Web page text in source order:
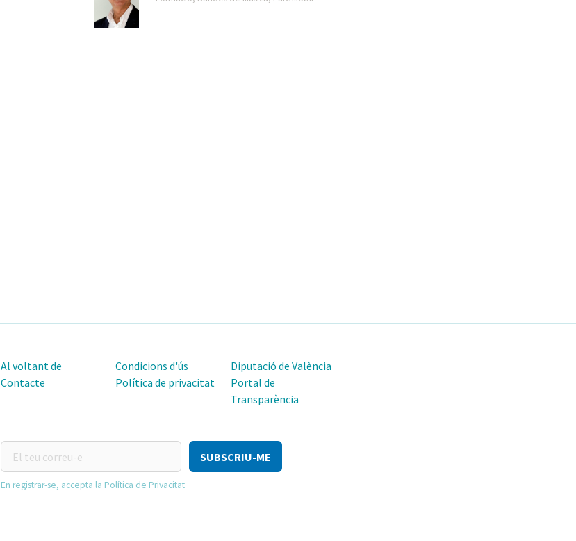
Al voltant de
Contacte
Condicions d'ús
Política de privacitat
Diputació de València
Portal de
Transparència
teu
correu-
En registrar-se, accepta la Política de Privacitat